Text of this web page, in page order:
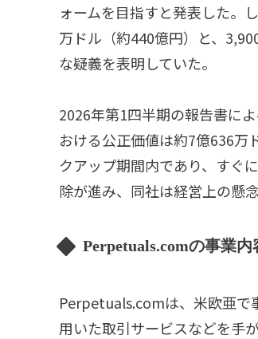
ォームを目指すと発表した。
万ドル（約440億円）と、
な疑義を表明していた。
2026年第1四半期の報告書に
おける公正価値は約7億636万
クアップ期間内であり、すぐ
除が進み、同社は経営上の懸
Perpetuals.comの事業内
Perpetuals.comは、米欧亜で
用いた取引サービスなどを手